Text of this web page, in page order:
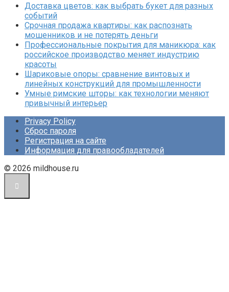
Доставка цветов: как выбрать букет для разных
событий
Срочная продажа квартиры: как распознать
мошенников и не потерять деньги
Профессиональные покрытия для маникюра: как
российское производство меняет индустрию
красоты
Шариковые опоры: сравнение винтовых и
линейных конструкций для промышленности
Умные римские шторы: как технологии меняют
привычный интерьер
Privacy Policy
Сброс пароля
Регистрация на сайте
Информация для правообладателей
© 2026 mildhouse.ru